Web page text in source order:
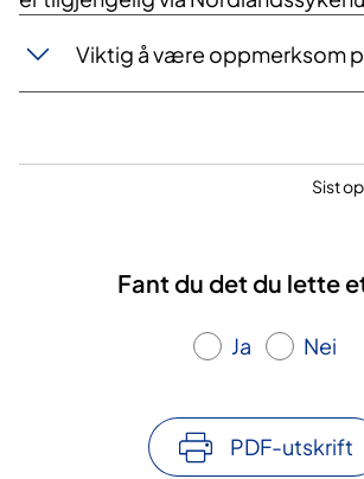
Viktig å være oppmerksom
Sist
Fant du det du lette
Ja Nei
PDF-utskrift